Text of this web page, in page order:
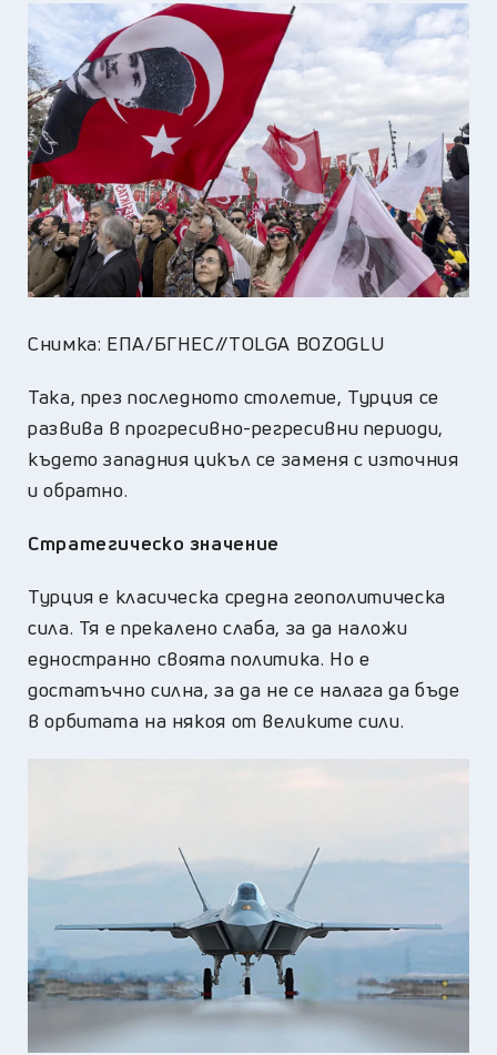
Снимка: ЕПА/БГНЕС//TOLGA BOZOGLU
Така, през последното столетие, Турция се
развива в прогресивно-регресивни периоди,
където западния цикъл се заменя с източния
и обратно.
Стратегическо значение
Турция е класическа средна геополитическа
сила. Тя е прекалено слаба, за да наложи
едностранно своята политика. Но е
достатъчно силна, за да не се налага да бъде
в орбитата на някоя от великите сили.